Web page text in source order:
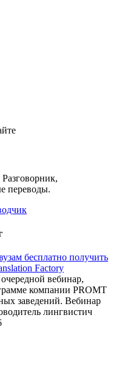
переводы.
бесплатно получить
Factory
вебинар,
компании PROMT
заведений. Вебинар
лингвистич